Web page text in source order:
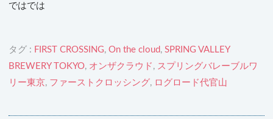
ではでは
タグ : FIRST CROSSING, On the cloud , SPRING VALLEY
BREWERY TOKYO, オンザクラウド , スプリングバレーブルワ
リー東京, ファーストクロッシング, ログロード代官山